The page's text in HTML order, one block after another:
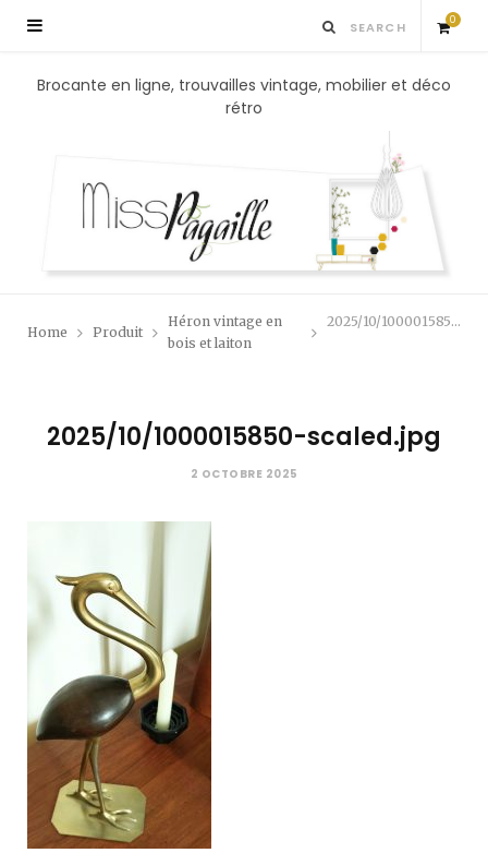
0
S
p
g
Brocante en ligne, trouvailles vintage, mobilier et déco
rétro
Home Produit
Héron vintage en
bois et laiton
2025/10/1000015850-scaled.jpg
2025/10/1000015850-scaled.jpg
2 OCTOBRE 2025